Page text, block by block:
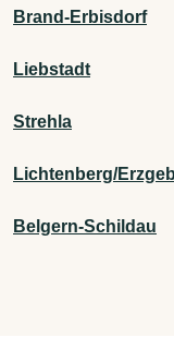
Brand-Erbisdorf
Liebstadt
Strehla
Lichtenberg/
Belgern-Schildau